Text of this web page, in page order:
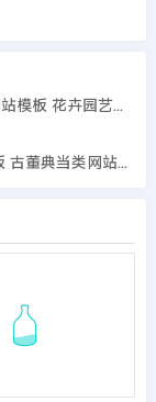
(自适应手机端)pbootcms绿色园林建筑艺术网站模板 花卉园艺网站源码
(PC+WAP)古玩拍卖展会类pbootcms网站模板 古董典当类网站源码